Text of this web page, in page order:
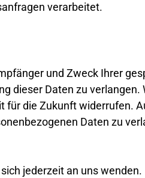
verarbeitet.
und Zweck Ihrer
dieser Daten zu verlangen.
die Zukunft widerrufen.
Daten zu
jederzeit an uns wenden.